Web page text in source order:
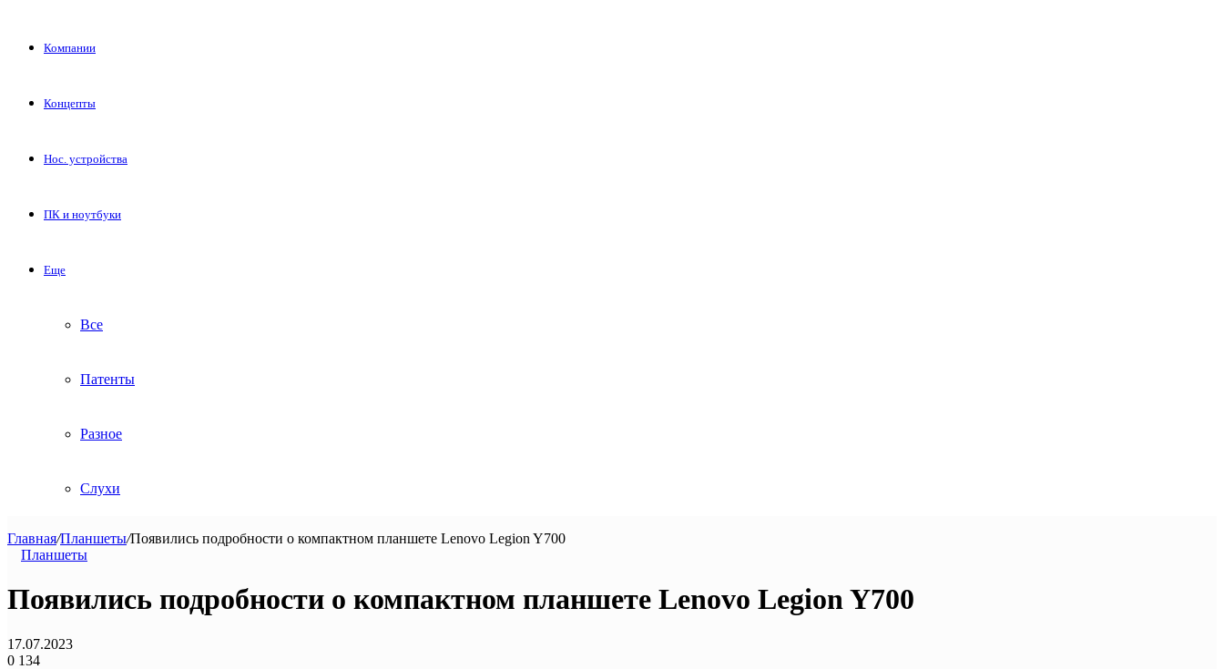
Компании
Концепты
Нос. устройства
ПК и ноутбуки
Еще
Все
Патенты
Разное
Слухи
Главная/Планшеты/Появились подробности о компактном планшете Lenovo Legion Y700
Планшеты
Появились подробности о компактном планшете Lenovo Legion Y700
17.07.2023
0 134